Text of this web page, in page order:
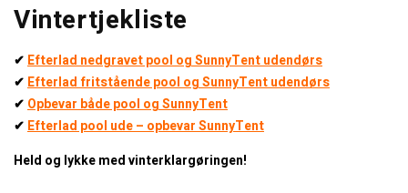
Vintertjekliste
✔ Efterlad nedgravet pool og SunnyTent udendørs
✔ Efterlad fritstående pool og SunnyTent udendørs
✔ Opbevar både pool og SunnyTent
✔ Efterlad pool ude – opbevar SunnyTent
Held og lykke med vinterklargøringen!